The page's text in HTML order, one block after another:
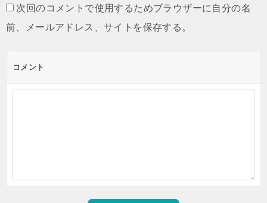
次回のコメントで使用するためブラウザーに自分の名
前、メールアドレス、サイトを保存する。
コメント